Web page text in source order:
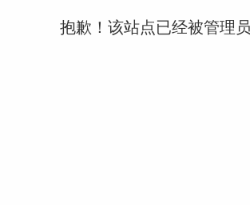
抱歉！该站点已经被管理